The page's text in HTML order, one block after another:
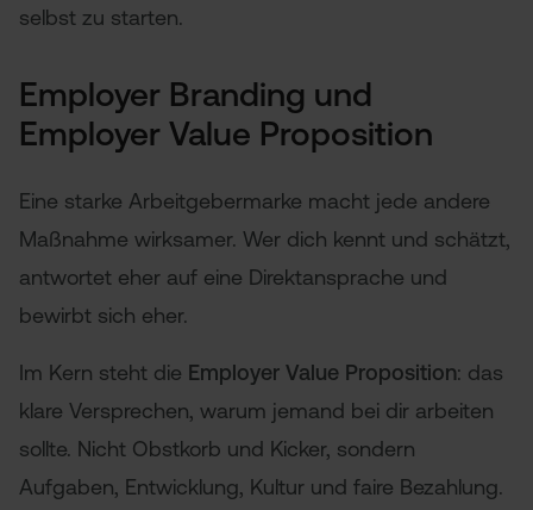
selbst zu starten.
Employer Branding und
Employer Value Proposition
Eine starke Arbeitgebermarke macht jede andere
Maßnahme wirksamer. Wer dich kennt und schätzt,
antwortet eher auf eine Direktansprache und
bewirbt sich eher.
Im Kern steht die Employer Value Proposition: das
klare Versprechen, warum jemand bei dir arbeiten
sollte. Nicht Obstkorb und Kicker, sondern
Aufgaben, Entwicklung, Kultur und faire Bezahlung.